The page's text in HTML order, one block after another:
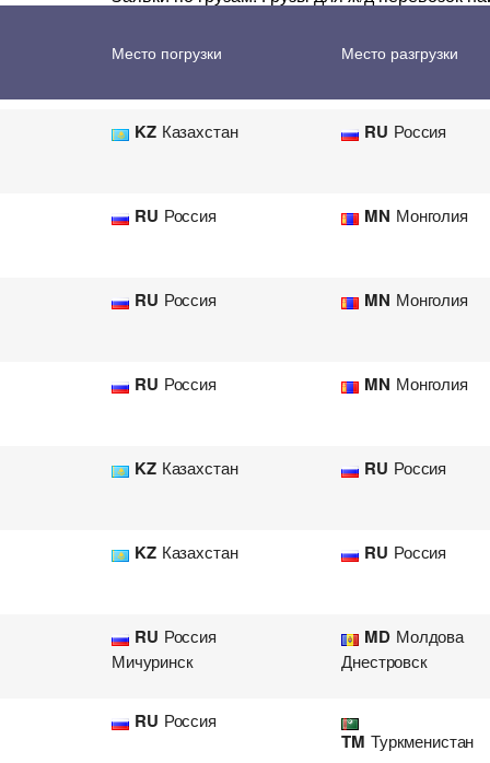
Место погрузки Место разгрузки
KZ Казахстан BY Беларусь
KZ Казахстан RU Россия
RU Россия MN Монголия
RU Россия MN Монголия
RU Россия MN Монголия
KZ Казахстан RU Россия
KZ Казахстан RU Россия
RU Россия
Мичуринск
MD Молдова
Днестровск
RU Россия
TM Туркменистан